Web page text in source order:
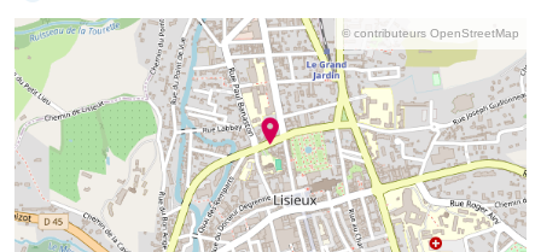
© contributeurs OpenStreetMap